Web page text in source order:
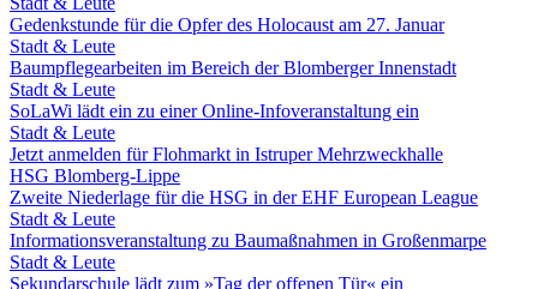
Gedenkstunde für die Opfer des Holocaust am 27. Januar
Stadt & Leute
Baumpflegearbeiten im Bereich der Blomberger Innenstadt
Stadt & Leute
SoLaWi lädt ein zu einer Online-Infoveranstaltung ein
Stadt & Leute
Jetzt anmelden für Flohmarkt in Istruper Mehrzweckhalle
HSG Blomberg-Lippe
Zweite Niederlage für die HSG in der EHF European League
Stadt & Leute
Informationsveranstaltung zu Baumaßnahmen in Großenmarpe
Stadt & Leute
Sekundarschule lädt zum »Tag der offenen Tür« ein